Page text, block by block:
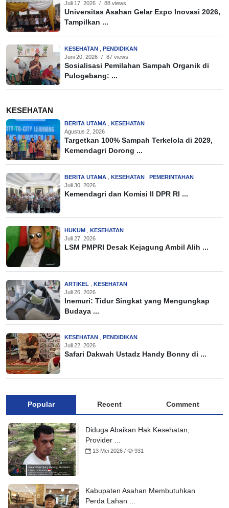
Juli 17, 2026 / 88 views
Universitas Asahan Gelar Expo Inovasi 2026,
Tampilkan ...
KESEHATAN
PENDIDIKAN
Juni 20, 2026 / 87 views
Sosialisasi Pemilahan Sampah Organik di
Pulogebang: ...
KESEHATAN
BERITA UTAMA
KESEHATAN
Agustus 2, 2026
Targetkan 100% Sampah Terkelola di 2029,
Kemendagri Dorong ...
BERITA UTAMA KESEHATAN
PEMERINTAHAN
Juli 30, 2026
Kemendagri dan Komisi II DPR RI ...
HUKUM
KESEHATAN
Juli 27, 2026
LSM PMPRI Desak Kejagung Ambil Alih ...
ARTIKEL
KESEHATAN
Juli 26, 2026
Inemuri: Tidur Singkat yang Mengungkap
Budaya ...
KESEHATAN
PENDIDIKAN
Juli 22, 2026
Safari Dakwah Ustadz Handy Bonny di ...
Popular Recent Comment
Diduga Abaikan Hak Kesehatan,
Provider ...
13 Mei 2026 / 931
Kabupaten Asahan Membutuhkan
Perda Lahan ...